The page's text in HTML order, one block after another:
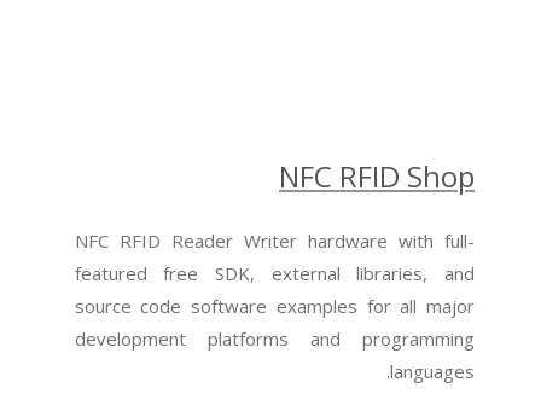
NFC RFID Shop
NFC RFID Reader Writer hardware with full-
featured free SDK, external libraries, and
source code software examples for all major
development platforms and programming
languages.